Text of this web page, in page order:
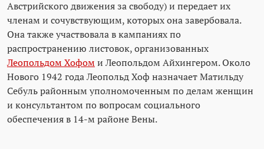
Австрийского движения за свободу) и передает их
членам и сочувствующим, которых она завербовала.
Она также участвовала в кампаниях по
распространению листовок, организованных
Леопольдом Хофоми Леопольдом Айхингером. Около
Нового 1942 года Леопольд Хоф назначает Матильду
Себуль районным уполномоченным по делам женщин
и консультантом по вопросам социального
обеспечения в 14-м районе Вены.